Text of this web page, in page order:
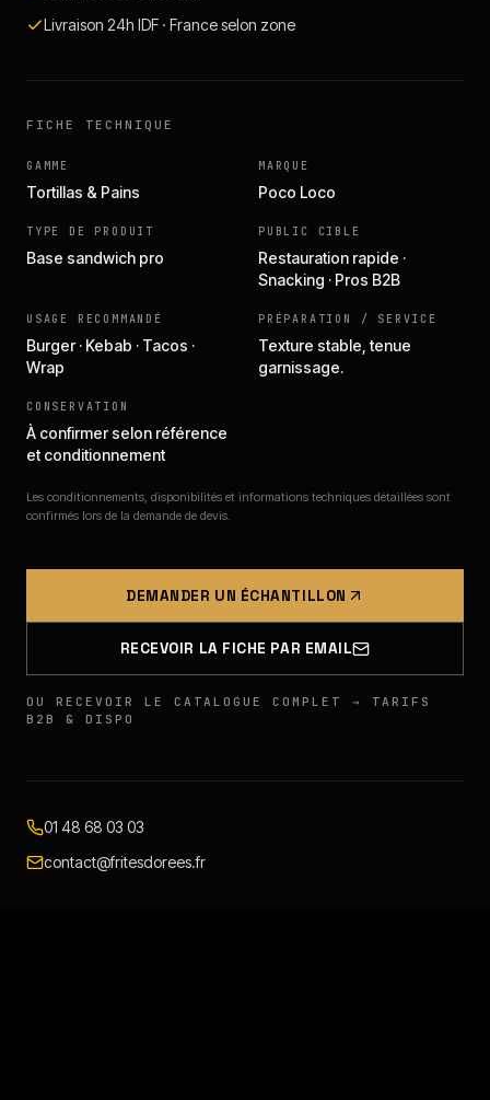
Livraison 24h IDF · France selon zone
FICHE TECHNIQUE
GAMME
Tortillas & Pains
MARQUE
Poco Loco
TYPE DE PRODUIT
Base sandwich pro
PUBLIC CIBLE
Restauration rapide ·
Snacking · Pros B2B
USAGE RECOMMANDÉ
Burger · Kebab · Tacos ·
Wrap
PRÉPARATION / SERVICE
Texture stable, tenue
garnissage.
CONSERVATION
À confirmer selon référence
et conditionnement
Les conditionnements, disponibilités et informations techniques détaillées sont
confirmés lors de la demande de devis.
DEMANDER UN ÉCHANTILLON
RECEVOIR LA FICHE PAR EMAIL
OU RECEVOIR LE CATALOGUE COMPLET → TARIFS
B2B & DISPO
01 48 68 03 03
contact@fritesdorees.fr